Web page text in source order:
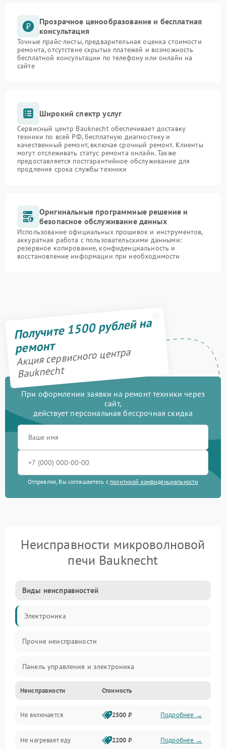
Прозрачное ценообразование и бесплатная
консультация
Точные прайс-листы, предварительная оценка стоимости
ремонта, отсутствие скрытых платежей и возможность
бесплатной консультации по телефону или онлайн на
сайте
Широкий спектр услуг
Сервисный центр Bauknecht обеспечивает доставку
техники по всей РФ, бесплатную диагностику и
качественный ремонт, включая срочный ремонт. Клиенты
могут отслеживать статус ремонта онлайн. Также
предоставляется постгарантийное обслуживание для
продления срока службы техники
Оригинальные программные решение и
безопасное обслуживание данных
Использование официальных прошивок и инструментов,
аккуратная работа с пользовательскими данными:
резервное копирование, конфиденциальность и
восстановление информации при необходимости
Получите 1500 рублей на
ремонт
Акция сервисного центра
Bauknecht
При оформлении заявки на ремонт техники через
сайт,
действует персональная бессрочная скидка
Отправляя, Вы соглашаетесь с политикой конфиденциальности
Неисправности микроволновой
печи Bauknecht
Виды неисправностей
Электроника
Прочие неисправности
Панель управления и электроника
Дверца и корпус
Механика и внутренние элементы
Механические повреждения
Неисправности Стоимость
Не включается 2500 ₽ Подробнее →
Не нагревает еду 2200 ₽ Подробнее →